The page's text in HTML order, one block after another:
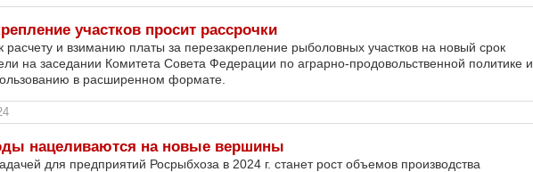
участков просит рассрочки
расчету и взиманию платы за перезакрепление рыболовных участков на новый срок
на заседании Комитета Совета Федерации по аграрно-продовольственной политике и
в расширенном формате.
нацеливаются на новые вершины
для предприятий Росрыбхоза в 2024 г. станет рост объемов производства